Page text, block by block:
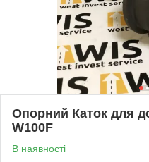
Опорний Каток для
W100F
В наявності